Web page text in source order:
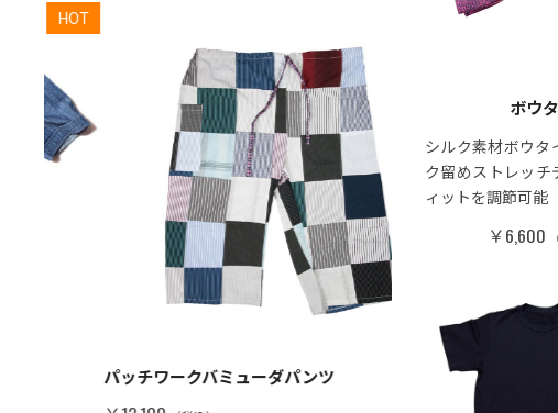
パッチワークバミューダパンツ ワイドバギーフィッ
ボウ
シルク素材ボウタ
ク留めストレッチ
ィットを調節可能
￥6,600